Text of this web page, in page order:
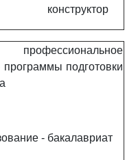
конструктор
подготовки
- бакалавриат